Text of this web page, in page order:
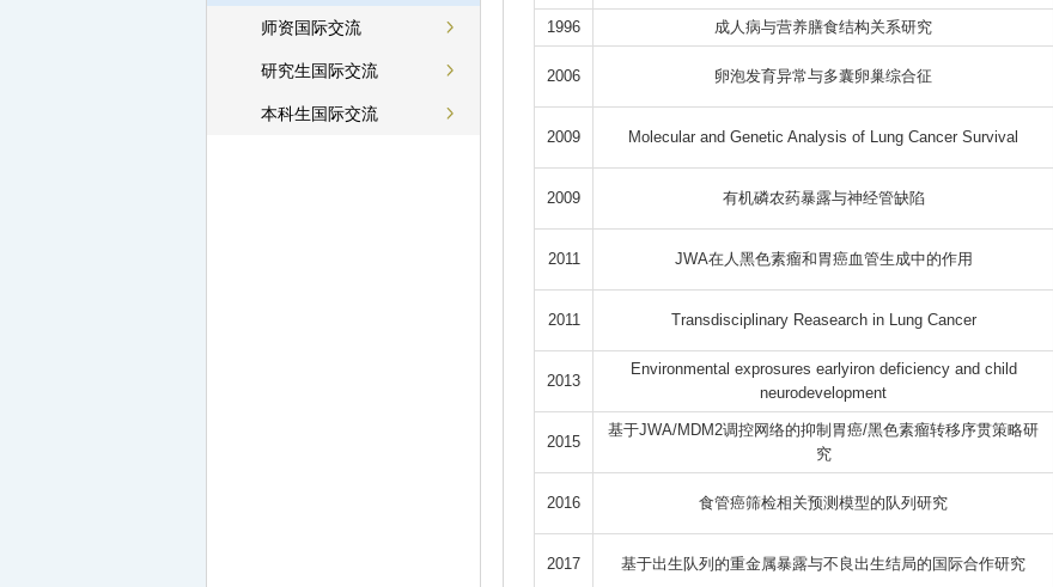
师资国际交流
研究生国际交流
本科生国际交流
1996 成人病与营养膳食结构关系研究
2006 卵泡发育异常与多囊卵巢综合征
2009 Molecular and Genetic Analysis of Lung Cancer Survival
2009 有机磷农药暴露与神经管缺陷
2011 JWA在人黑色素瘤和胃癌血管生成中的作用
2011 Transdisciplinary Reasearch in Lung Cancer
2013
Environmental exprosures earlyiron deficiency and child
neurodevelopment
2015
基于JWA/MDM2调控网络的抑制胃癌/黑色素瘤转移序贯策略研
究
2016 食管癌筛检相关预测模型的队列研究
2017 基于出生队列的重金属暴露与不良出生结局的国际合作研究